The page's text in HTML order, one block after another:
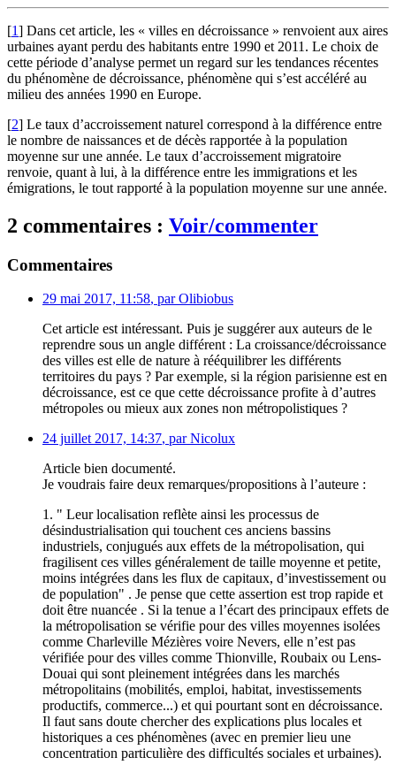
[1] Dans cet article, les « villes en décroissance » renvoient aux aires
urbaines ayant perdu des habitants entre 1990 et 2011. Le choix de
cette période d’analyse permet un regard sur les tendances récentes
du phénomène de décroissance, phénomène qui s’est accéléré au
milieu des années 1990 en Europe.
[2] Le taux d’accroissement naturel correspond à la différence entre
le nombre de naissances et de décès rapportée à la population
moyenne sur une année. Le taux d’accroissement migratoire
renvoie, quant à lui, à la différence entre les immigrations et les
émigrations, le tout rapporté à la population moyenne sur une année.
2 commentaires : Voir/commenter
Commentaires
29 mai 2017, 11:58, parOlibiobus
Cet article est intéressant. Puis je suggérer aux auteurs de le
reprendre sous un angle différent : La croissance/décroissance
des villes est elle de nature à rééquilibrer les différents
territoires du pays ? Par exemple, si la région parisienne est en
décroissance, est ce que cette décroissance profite à d’autres
métropoles ou mieux aux zones non métropolistiques ?
24 juillet 2017, 14:37, parNicolux
Article bien documenté.
Je voudrais faire deux remarques/propositions à l’auteure :
1. " Leur localisation reflète ainsi les processus de
désindustrialisation qui touchent ces anciens bassins
industriels, conjugués aux effets de la métropolisation, qui
fragilisent ces villes généralement de taille moyenne et petite,
moins intégrées dans les flux de capitaux, d’investissement ou
de population" . Je pense que cette assertion est trop rapide et
doit être nuancée . Si la tenue a l’écart des principaux effets de
la métropolisation se vérifie pour des villes moyennes isolées
comme Charleville Mézières voire Nevers, elle n’est pas
vérifiée pour des villes comme Thionville, Roubaix ou Lens-
Douai qui sont pleinement intégrées dans les marchés
métropolitains (mobilités, emploi, habitat, investissements
productifs, commerce...) et qui pourtant sont en décroissance.
Il faut sans doute chercher des explications plus locales et
historiques a ces phénomènes (avec en premier lieu une
concentration particulière des difficultés sociales et urbaines).